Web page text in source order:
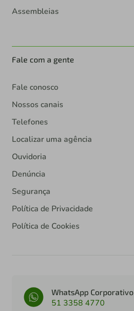
Assembleias
Fale com a gente
Fale conosco
Nossos canais
Telefones
Localizar uma agência
Ouvidoria
Denúncia
Segurança
Política de Privacidade
Política de Cookies
WhatsApp Corporativo
51 3358 4770